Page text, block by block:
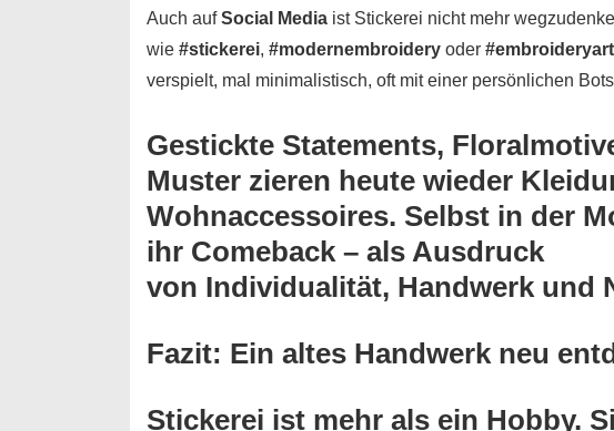
Auch aufSocial Media ist Stickerei nicht mehr
wie #stickerei, #modernembroidery oder #embroideryart
verspielt, mal minimalistisch, oft mit einer persönlichen
Gestickte Statements,
Muster zieren heute wieder
Wohnaccessoires. Selbst in der
ihr Comeback – als Ausdruck
von Individualität, Handwerk und
Fazit: Ein altes Handwerk neu
Stickerei ist mehr als ein Hobby.